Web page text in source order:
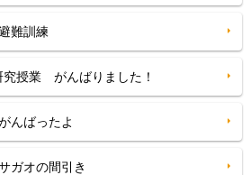
難訓練
授業 がんばりました！
んばったよ
ガオの間引き